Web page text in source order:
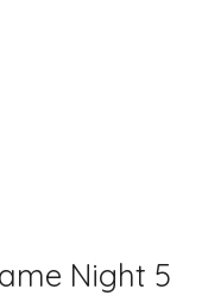
Night 5